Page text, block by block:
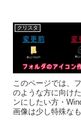
クリスタ
このページでは、
のような方に向け
ンにしたい方・
画像は少し特殊な